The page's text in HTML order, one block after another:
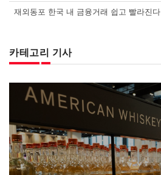
재외동포 한국 내 금융거래 쉽고 빨라진다
카테고리 기사